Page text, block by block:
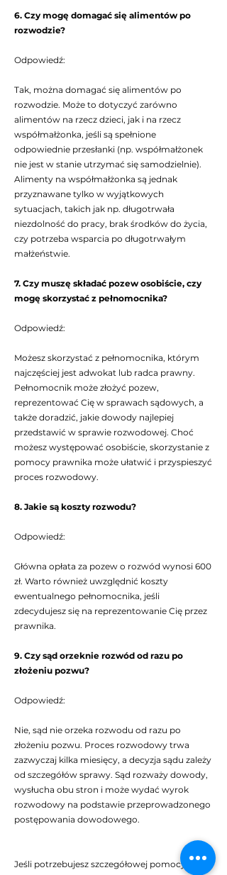
6. Czy mogę domagać się alimentów po
rozwodzie?
Odpowiedź:
Tak, można domagać się alimentów po
rozwodzie. Może to dotyczyć zarówno
alimentów na rzecz dzieci, jak i na rzecz
współmałżonka, jeśli są spełnione
odpowiednie przesłanki (np. współmałżonek
nie jest w stanie utrzymać się samodzielnie).
Alimenty na współmałżonka są jednak
przyznawane tylko w wyjątkowych
sytuacjach, takich jak np. długotrwała
niezdolność do pracy, brak środków do życia,
czy potrzeba wsparcia po długotrwałym
małżeństwie.
7. Czy muszę składać pozew osobiście, czy
mogę skorzystać z pełnomocnika?
Odpowiedź:
Możesz skorzystać z pełnomocnika, którym
najczęściej jest adwokat lub radca prawny.
Pełnomocnik może złożyć pozew,
reprezentować Cię w sprawach sądowych, a
także doradzić, jakie dowody najlepiej
przedstawić w sprawie rozwodowej. Choć
możesz występować osobiście, skorzystanie z
pomocy prawnika może ułatwić i przyspieszyć
proces rozwodowy.
8. Jakie są koszty rozwodu?
Odpowiedź:
Główna opłata za pozew o rozwód wynosi 600
zł. Warto również uwzględnić koszty
ewentualnego pełnomocnika, jeśli
zdecydujesz się na reprezentowanie Cię przez
prawnika.
9. Czy sąd orzeknie rozwód od razu po
złożeniu pozwu?
Odpowiedź:
Nie, sąd nie orzeka rozwodu od razu po
złożeniu pozwu. Proces rozwodowy trwa
zazwyczaj kilka miesięcy, a decyzja sądu zależy
od szczegółów sprawy. Sąd rozważy dowody,
wysłucha obu stron i może wydać wyrok
rozwodowy na podstawie przeprowadzonego
postępowania dowodowego.
Jeśli potrzebujesz szczegółowej pomocy przy